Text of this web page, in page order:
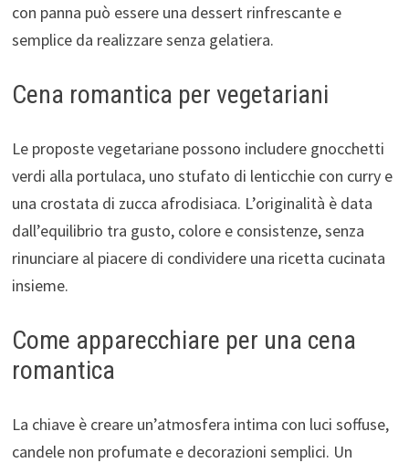
con panna può essere una dessert rinfrescante e
semplice da realizzare senza gelatiera.
Cena romantica per vegetariani
Le proposte vegetariane possono includere gnocchetti
verdi alla portulaca, uno stufato di lenticchie con curry e
una crostata di zucca afrodisiaca. L’originalità è data
dall’equilibrio tra gusto, colore e consistenze, senza
rinunciare al piacere di condividere una ricetta cucinata
insieme.
Come apparecchiare per una cena
romantica
La chiave è creare un’atmosfera intima con luci soffuse,
candele non profumate e decorazioni semplici. Un